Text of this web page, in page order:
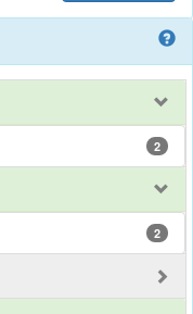
2
2